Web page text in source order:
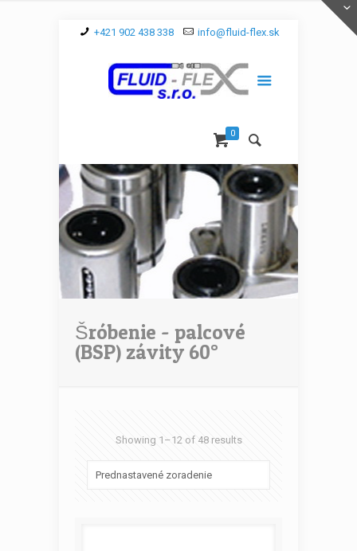
+421 902 438 338 info@fluid-flex.sk
0
Šróbenie - palcové
(BSP) závity 60°
Showing 1–12 of 48 results